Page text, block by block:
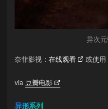
异次
奈菲影视： 在线观看 或使用
via 豆瓣电影
异形系列